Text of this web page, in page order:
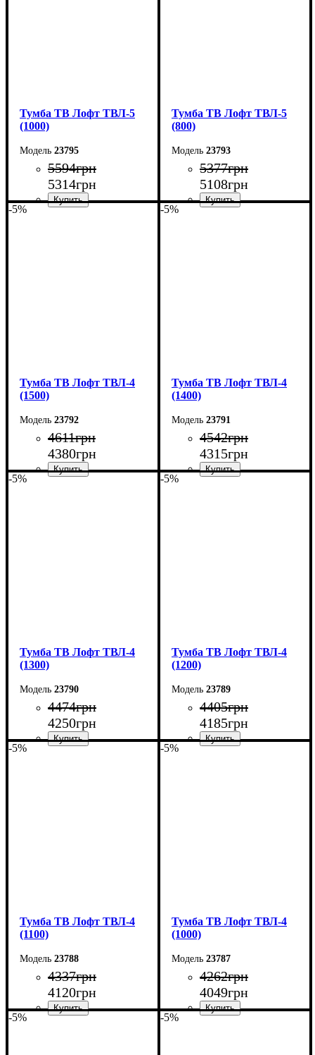
Тумба ТВ Лофт ТВЛ-5
(1000)
23795
5594грн
5314грн
Тумба ТВ Лофт ТВЛ-5
(800)
23793
5377грн
5108грн
-5%
Тумба ТВ Лофт ТВЛ-4
(1500)
23792
4611грн
4380грн
-5%
Тумба ТВ Лофт ТВЛ-4
(1400)
23791
4542грн
4315грн
-5%
Тумба ТВ Лофт ТВЛ-4
(1300)
23790
4474грн
4250грн
-5%
Тумба ТВ Лофт ТВЛ-4
(1200)
23789
4405грн
4185грн
-5%
Тумба ТВ Лофт ТВЛ-4
(1100)
23788
4337грн
4120грн
-5%
Тумба ТВ Лофт ТВЛ-4
(1000)
23787
4262грн
4049грн
-5% -5%